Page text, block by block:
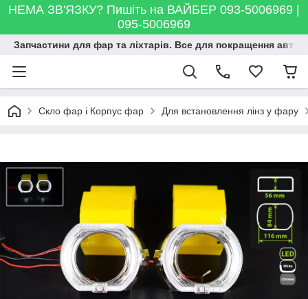
НЕМА ЗВ'ЯЗКУ? Пишіть на ВАЙБЕР 093-5006969 |
095-5006969
Запчастини для фар та ліхтарів. Все для покращення
Скло фар і Корпус фар Для встановлення лінз у фару